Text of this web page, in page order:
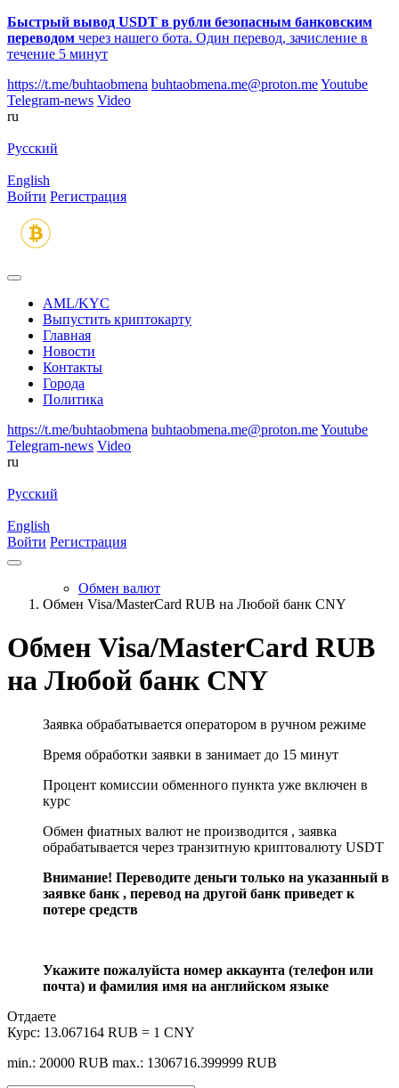
Быстрый вывод USDT в рубли безопасным банковским
переводом через нашего бота. Один перевод, зачисление в
течение 5 минут
https://t.me/buhtaobmena buhtaobmena.me@proton.meYoutube
Telegram-news Video
ru
Русский
English
Войти Регистрация
AML/KYC
Выпустить криптокарту
Главная
Новости
Контакты
Города
Политика
https://t.me/buhtaobmena buhtaobmena.me@proton.meYoutube
Telegram-news Video
ru
Русский
English
Войти Регистрация
Обмен валют
Обмен Visa/MasterCard RUB на Любой банк CNY
Обмен Visa/MasterCard RUB
на Любой банк CNY
Заявка обрабатывается оператором в ручном режиме
Время обработки заявки в занимает до 15 минут
Процент комиссии обменного пункта уже включен в
курс
Обмен фиатных валют не производится , заявка
обрабатывается через транзитную криптовалюту USDT
Внимание! Переводите деньги только на указанный в
заявке банк , перевод на другой банк приведет к
потере средств
Укажите пожалуйста номер аккаунта (телефон или
почта) и фамилия имя на английском языке
Отдаете
Курс: 13.067164 RUB = 1 CNY
min.: 20000 RUB max.: 1306716.399999 RUB